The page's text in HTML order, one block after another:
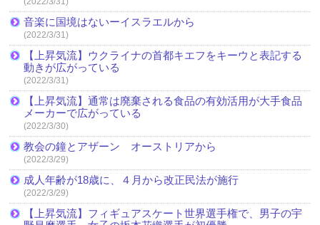
音楽に国境はないーイスラエルから
(2022/3/31)
【上昇気流】ウクライナの首都キエフをキーウと表記する
動きが広がっている
(2022/3/31)
【上昇気流】通常は廃棄される食品の有効活用が大手食品
メーカーで広がっている
(2022/3/30)
教会の鐘とアザーン オーストリアから
(2022/3/29)
成人年齢が18歳に、４月から改正民法が施行
(2022/3/29)
【上昇気流】フィギュアスケート世界選手権で、男子の宇